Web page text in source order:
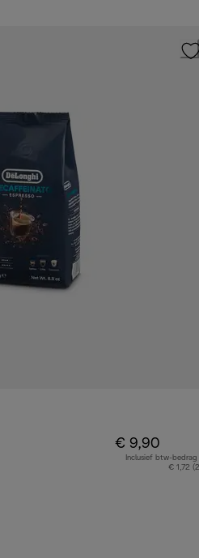
€ 9,90
Inclusief btw-bedrag
€ 1,72